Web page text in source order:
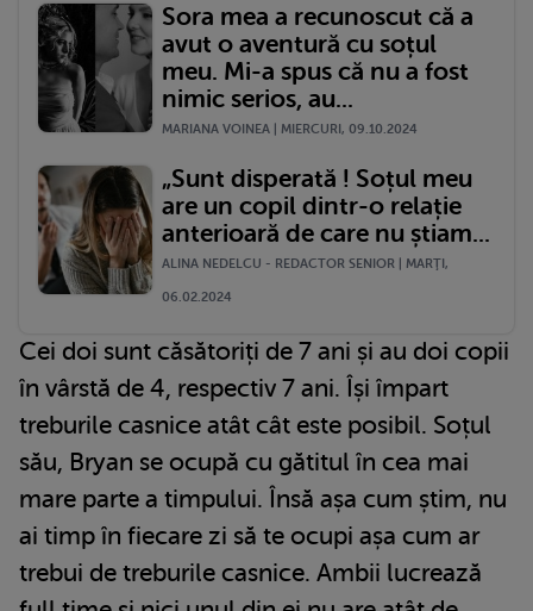
Sora mea a recunoscut că a
avut o aventură cu soțul
meu. Mi-a spus că nu a fost
nimic serios, au...
MARIANA VOINEA | MIERCURI, 09.10.2024
„Sunt disperată ! Soțul meu
are un copil dintr-o relație
anterioară de care nu știam...
ALINA NEDELCU - REDACTOR SENIOR | MARŢI,
06.02.2024
Cei doi sunt căsătoriți de 7 ani și au doi copii
în vârstă de 4, respectiv 7 ani. Își împart
treburile casnice atât cât este posibil. Soțul
său, Bryan se ocupă cu gătitul în cea mai
mare parte a timpului. Însă așa cum știm, nu
ai timp în fiecare zi să te ocupi așa cum ar
trebui de treburile casnice. Ambii lucrează